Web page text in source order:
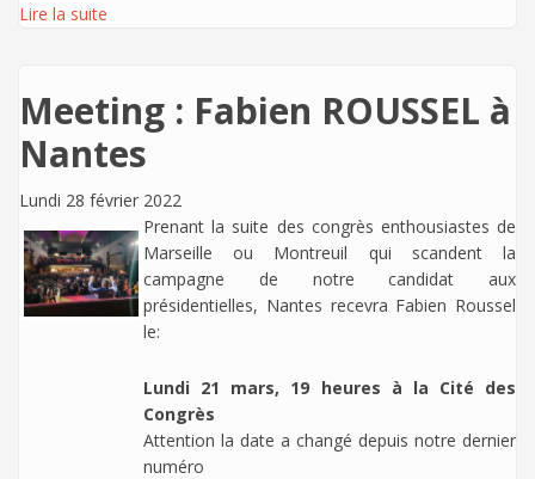
Lire la suite
Meeting : Fabien ROUSSEL à
Nantes
Lundi 28 février 2022
Prenant la suite des congrès enthousiastes de
Marseille ou Montreuil qui scandent la
campagne de notre candidat aux
présidentielles, Nantes recevra Fabien Roussel
le:
Lundi 21 mars, 19 heures à la Cité des
Congrès
Attention la date a changé depuis notre dernier
numéro